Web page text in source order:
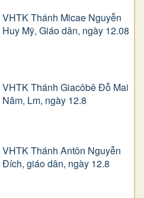
VHTK Thánh Micae Nguyễn
Huy Mỹ, Giáo dân, ngày 12.08
VHTK Thánh Giacôbê Ðỗ Mai
Năm, Lm, ngày 12.8
VHTK Thánh Antôn Nguyễn
Ðích, giáo dân, ngày 12.8